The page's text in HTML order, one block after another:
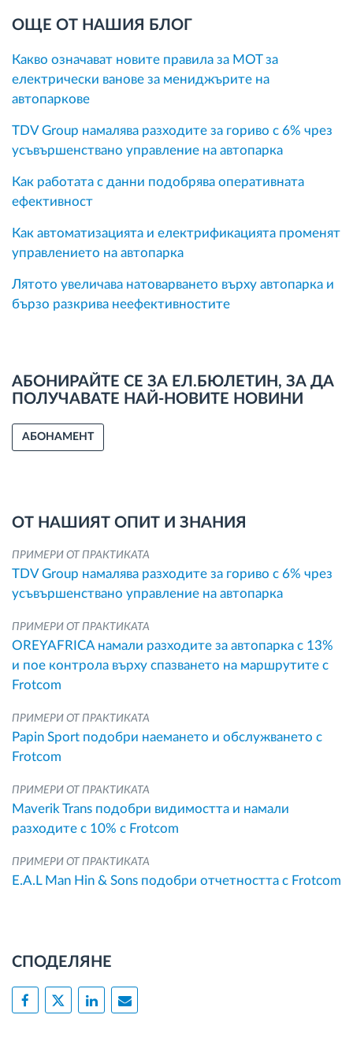
ОЩЕ ОТ НАШИЯ БЛОГ
Какво означават новите правила за MOT за
електрически ванове за мениджърите на
автопаркове
TDV Group намалява разходите за гориво с 6% чрез
усъвършенствано управление на автопарка
Как работата с данни подобрява оперативната
ефективност
Как автоматизацията и електрификацията променят
управлението на автопарка
Лятото увеличава натоварването върху автопарка и
бързо разкрива неефективностите
АБОНИРАЙТЕ СЕ ЗА ЕЛ.БЮЛЕТИН, ЗА ДА
ПОЛУЧАВАТЕ НАЙ-НОВИТЕ НОВИНИ
АБОНАМЕНТ
ОТ НАШИЯТ ОПИТ И ЗНАНИЯ
ПРИМЕРИ ОТ ПРАКТИКАТА
TDV Group намалява разходите за гориво с 6% чрез
усъвършенствано управление на автопарка
ПРИМЕРИ ОТ ПРАКТИКАТА
OREYAFRICA намали разходите за автопарка с 13%
и пое контрола върху спазването на маршрутите с
Frotcom
ПРИМЕРИ ОТ ПРАКТИКАТА
Papin Sport подобри наемането и обслужването с
Frotcom
ПРИМЕРИ ОТ ПРАКТИКАТА
Maverik Trans подобри видимостта и намали
разходите с 10% с Frotcom
ПРИМЕРИ ОТ ПРАКТИКАТА
E.A.L Man Hin & Sons подобри отчетността с Frotcom
СПОДЕЛЯНЕ